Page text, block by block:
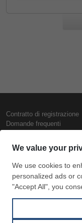
Contratto di registrazione
Domande frequenti
Presentazione
Contattaci
Termini di utilizzo
Politica di riservatezza
Prezzi e indici
Prezzi giornalieri rottame